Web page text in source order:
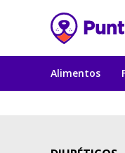
Alimentos